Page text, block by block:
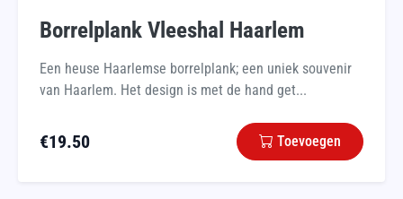
Borrelplank Vleeshal Haarlem
Een heuse Haarlemse borrelplank; een uniek souvenir
van Haarlem. Het design is met de hand get...
€19.50 Toevoegen